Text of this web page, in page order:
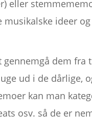
eller
musikalske ideer
gennemgå dem fra
ud i de dårlige,
kan man
osv. så de er